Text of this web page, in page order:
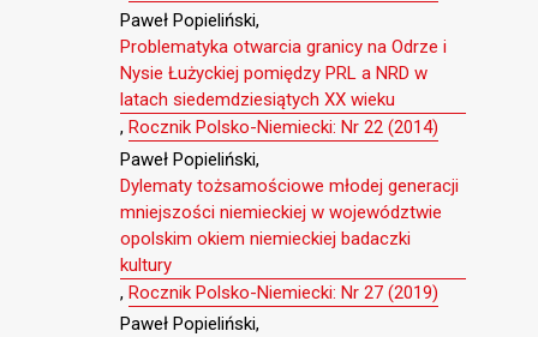
Paweł Popieliński,
Problematyka otwarcia granicy na Odrze i
Nysie Łużyckiej pomiędzy PRL a NRD w
latach siedemdziesiątych XX wieku
, Rocznik Polsko-Niemiecki: Nr 22 (2014)
Paweł Popieliński,
Dylematy tożsamościowe młodej generacji
mniejszości niemieckiej w województwie
opolskim okiem niemieckiej badaczki
kultury
, Rocznik Polsko-Niemiecki: Nr 27 (2019)
Paweł Popieliński,